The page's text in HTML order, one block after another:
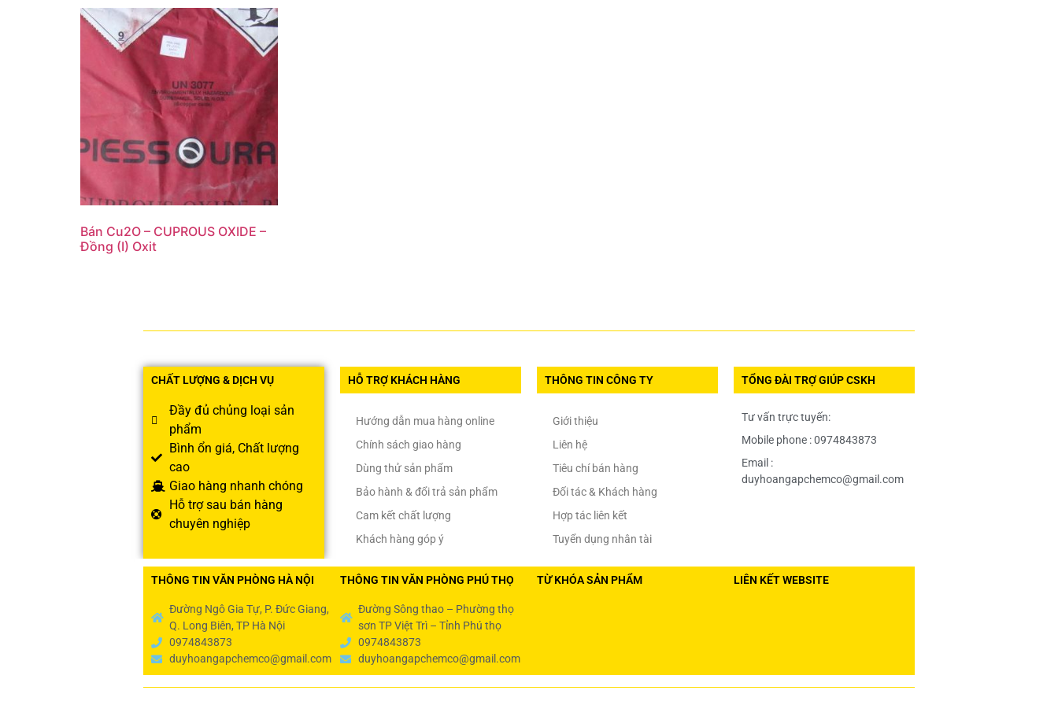
Bán Cu2O – CUPROUS OXIDE –
Đồng (I) Oxit
CHẤT LƯỢNG & DỊCH VỤ
Đầy đủ chủng loại sản
phẩm
Bình ổn giá, Chất lượng
cao
Giao hàng nhanh chóng
Hỗ trợ sau bán hàng
chuyên nghiệp
HỖ TRỢ KHÁCH HÀNG
Hướng dẫn mua hàng online
Chính sách giao hàng
Dùng thử sản phẩm
Bảo hành & đổi trả sản phẩm
Cam kết chất lượng
Khách hàng góp ý
THÔNG TIN CÔNG TY
Giới thiệu
Liên hệ
Tiêu chí bán hàng
Đối tác & Khách hàng
Hợp tác liên kết
Tuyển dụng nhân tài
TỔNG ĐÀI TRỢ GIÚP CSKH
Tư vấn trực tuyến:
Mobile phone : 0974843873
Email :
duyhoangapchemco@gmail.com
THÔNG TIN VĂN PHÒNG HÀ NỘI
Đường Ngô Gia Tự, P. Đức Giang,
Q. Long Biên, TP Hà Nội
0974843873
duyhoangapchemco@gmail.com
THÔNG TIN VĂN PHÒNG PHÚ THỌ
Đường Sông thao – Phường thọ
sơn TP Việt Trì – Tỉnh Phú thọ
0974843873
duyhoangapchemco@gmail.com
TỪ KHÓA SẢN PHẨM LIÊN KẾT WEBSITE